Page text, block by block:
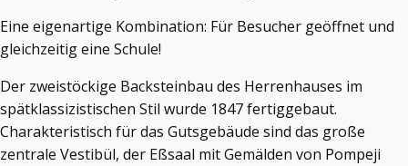
Eine eigenartige Kombination: Für Besucher geöffnet und
gleichzeitig eine Schule!
Der zweistöckige Backsteinbau des Herrenhauses im
spätklassizistischen Stil wurde 1847 fertiggebaut.
Charakteristisch für das Gutsgebäude sind das große
zentrale Vestibül, der Eßsaal mit Gemälden von Pompeji